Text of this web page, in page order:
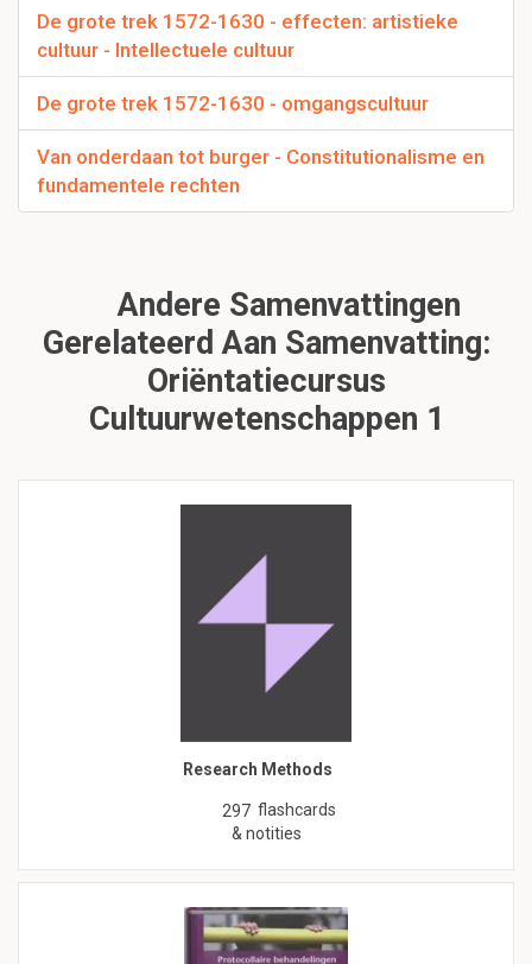
De grote trek 1572-1630 - effecten: artistieke
cultuur - Intellectuele cultuur
De grote trek 1572-1630 - omgangscultuur
Van onderdaan tot burger - Constitutionalisme en
fundamentele rechten
Andere Samenvattingen
Gerelateerd Aan Samenvatting:
Oriëntatiecursus
Cultuurwetenschappen 1
Research Methods
297 flashcards
& notities